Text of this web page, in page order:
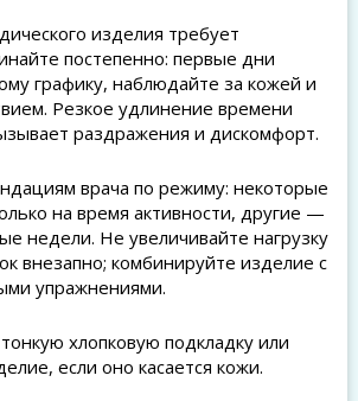
изделия требует
постепенно: первые дни
графику, наблюдайте за кожей и
Резкое удлинение времени
раздражения и дискомфорт.
врача по режиму: некоторые
на время активности, другие —
недели. Не увеличивайте нагрузку
внезапно; комбинируйте изделие с
упражнениями.
хлопковую подкладку или
если оно касается кожи.